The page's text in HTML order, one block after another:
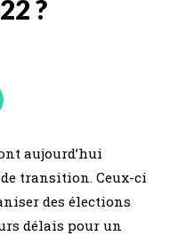
?
aujourd’hui
transition. Ceux-ci
des élections
délais pour un